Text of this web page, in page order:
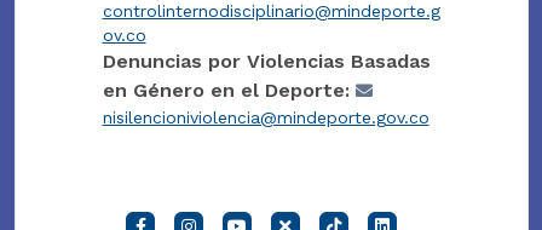
controlinternodisciplinario@mindeporte.g
ov.co
Denuncias por Violencias Basadas
en Género en el Deporte:
nisilencioniviolencia@mindeporte.gov.co